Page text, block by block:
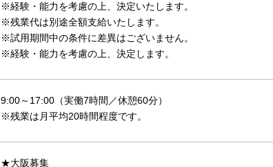
※経験・能力を考慮の上、決定いたします。
※残業代は別途全額支給いたします。
※試用期間中の条件に差異はございません。
※経験・能力を考慮の上、決定します。
9:00～17:00（実働7時間／休憩60分）
※残業は月平均20時間程度です。
★大阪募集